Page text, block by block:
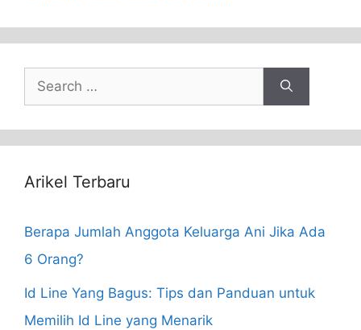
Search
for:
Arikel Terbaru
Berapa Jumlah Anggota Keluarga Ani Jika Ada
6 Orang?
Id Line Yang Bagus: Tips dan Panduan untuk
Memilih Id Line yang Menarik